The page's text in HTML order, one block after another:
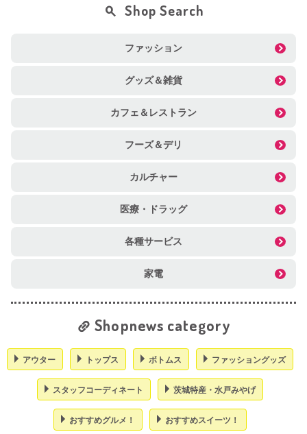
Shop Search
ファッション
グッズ＆雑貨
カフェ＆レストラン
フーズ＆デリ
カルチャー
医療・ドラッグ
各種サービス
家電
Shopnews category
アウター トップス ボトムス ファッショングッズ
スタッフコーディネート 茨城特産・水戸みやげ
おすすめグルメ！ おすすめスイーツ！